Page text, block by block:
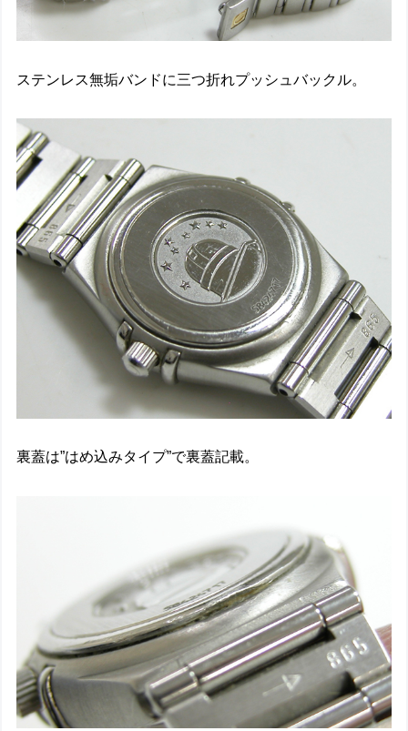
ステンレス無垢バンドに三つ折れプッシュバックル。
裏蓋は”はめ込みタイプ”で裏蓋記載。